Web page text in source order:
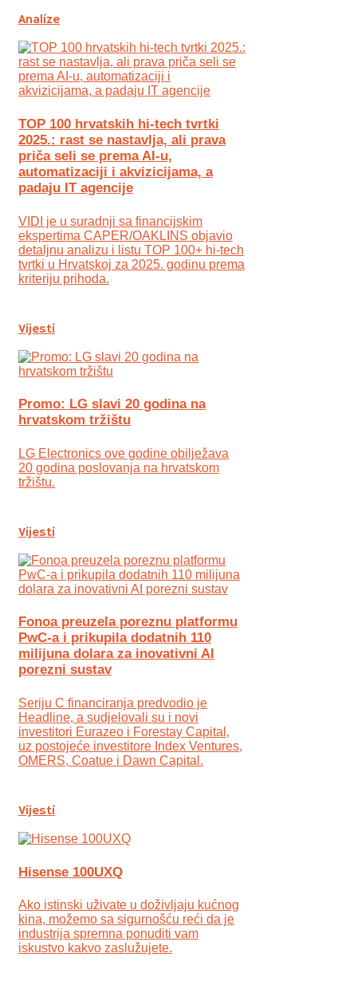
Analize
TOP 100 hrvatskih hi-tech tvrtki
2025.: rast se nastavlja, ali prava
priča seli se prema AI-u,
automatizaciji i akvizicijama, a
padaju IT agencije
VIDI je u suradnji sa financijskim
ekspertima CAPER/OAKLINS objavio
detaljnu analizu i listu TOP 100+ hi-tech
tvrtki u Hrvatskoj za 2025. godinu prema
kriteriju prihoda.
Vijesti
Promo: LG slavi 20 godina na
hrvatskom tržištu
LG Electronics ove godine obilježava
20 godina poslovanja na hrvatskom
tržištu.
Vijesti
Fonoa preuzela poreznu platformu
PwC-a i prikupila dodatnih 110
milijuna dolara za inovativni AI
porezni sustav
Seriju C financiranja predvodio je
Headline, a sudjelovali su i novi
investitori Eurazeo i Forestay Capital,
uz postojeće investitore Index Ventures,
OMERS, Coatue i Dawn Capital.
Vijesti
Hisense 100UXQ
Ako istinski uživate u doživljaju kućnog
kina, možemo sa sigurnošću reći da je
industrija spremna ponuditi vam
iskustvo kakvo zaslužujete.